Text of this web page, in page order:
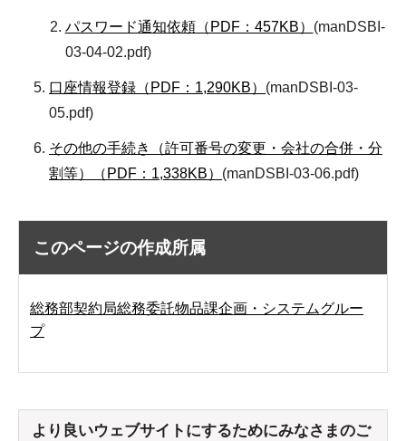
パスワード通知依頼（PDF：457KB） (manDSBI-
03-04-02.pdf)
口座情報登録（PDF：1,290KB） (manDSBI-03-
05.pdf)
その他の手続き（許可番号の変更・会社の合併・分
割等）（PDF：1,338KB） (manDSBI-03-06.pdf)
このページの作成所属
総務部契約局総務委託物品課企画・システムグルー
プ
より良いウェブサイトにするためにみなさまのご